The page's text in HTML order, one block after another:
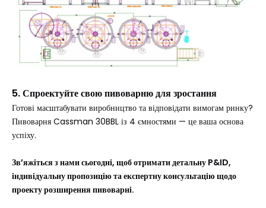
5. Спроектуйте свою пивоварню для зростання
Готові масштабувати виробництво та відповідати вимогам ринку?
Пивоварня Cassman 30BBL із 4 ємностями — це ваша основа
успіху.
Зв’яжіться з нами сьогодні, щоб отримати детальну P&ID,
індивідуальну пропозицію та експертну консультацію щодо
проекту розширення пивоварні.